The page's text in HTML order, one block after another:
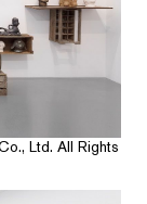
Ltd. All Rights